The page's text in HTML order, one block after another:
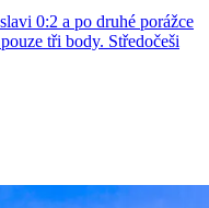
0:2 a po druhé porážce
tři body. Středočeši